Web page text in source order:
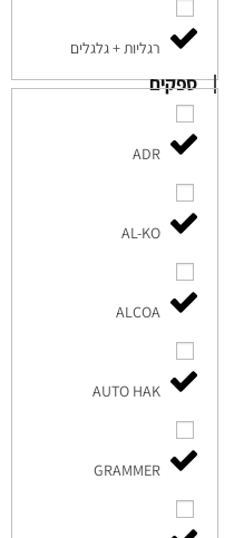
רגליות + גלגלים
ספקים
ADR
AL-KO
ALCOA
AUTO HAK
GRAMMER